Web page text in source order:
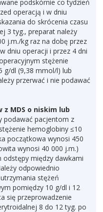
podskórnie co tydzień
operacją i w dniu
do skrócenia czasu
3 tyg., preparat należy
j.m./kg raz na dobę przez
dniu operacji i przez 4 dni
stężenie
g/dl (9,38 mmol/l) lub
przerwać i nie podawać
z MDS o niskim lub
podawać pacjentom z
hemoglobiny ≤10
początkowa wynosi 450
wynosi 40 000 j.m.)
między dawkami
odpowiednio
stężeń
pomiędzy 10 g/dl i 12
się przeprowadzenie
8 do 12 tyg. po